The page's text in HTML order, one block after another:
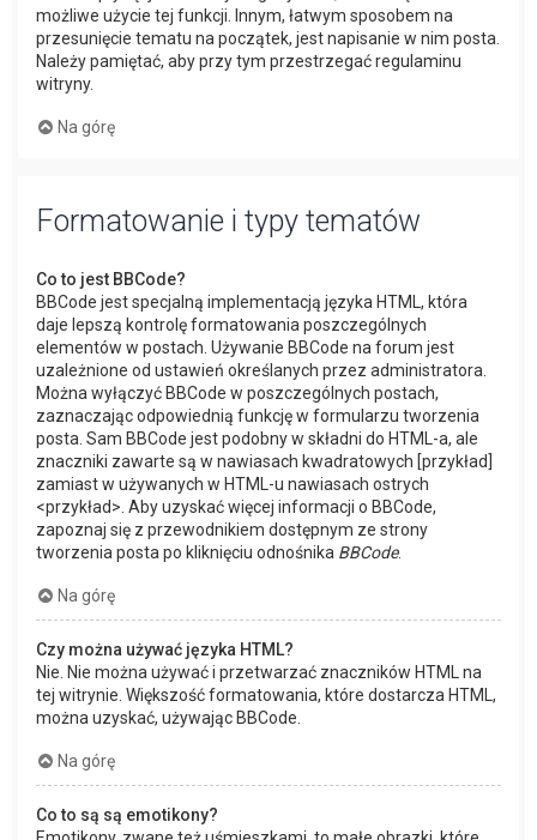
możliwe użycie tej funkcji. Innym, łatwym sposobem na
przesunięcie tematu na początek, jest napisanie w nim posta.
Należy pamiętać, aby przy tym przestrzegać regulaminu
witryny.
Na górę
Formatowanie i typy tematów
Co to jest BBCode?
BBCode jest specjalną implementacją języka HTML, która
daje lepszą kontrolę formatowania poszczególnych
elementów w postach. Używanie BBCode na forum jest
uzależnione od ustawień określanych przez administratora.
Można wyłączyć BBCode w poszczególnych postach,
zaznaczając odpowiednią funkcję w formularzu tworzenia
posta. Sam BBCode jest podobny w składni do HTML-a, ale
znaczniki zawarte są w nawiasach kwadratowych [przykład]
zamiast w używanych w HTML-u nawiasach ostrych
<przykład>. Aby uzyskać więcej informacji o BBCode,
zapoznaj się z przewodnikiem dostępnym ze strony
tworzenia posta po kliknięciu odnośnika BBCode.
Na górę
Czy można używać języka HTML?
Nie. Nie można używać i przetwarzać znaczników HTML na
tej witrynie. Większość formatowania, które dostarcza HTML,
można uzyskać, używając BBCode.
Na górę
Co to są są emotikony?